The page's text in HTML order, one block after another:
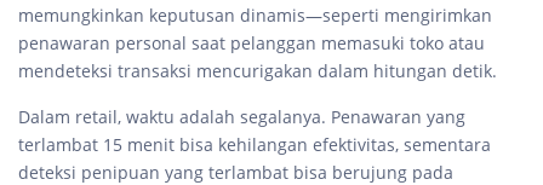
memungkinkan keputusan dinamis—seperti mengirimkan
penawaran personal saat pelanggan memasuki toko atau
mendeteksi transaksi mencurigakan dalam hitungan detik.
Dalam retail, waktu adalah segalanya. Penawaran yang
terlambat 15 menit bisa kehilangan efektivitas, sementara
deteksi penipuan yang terlambat bisa berujung pada